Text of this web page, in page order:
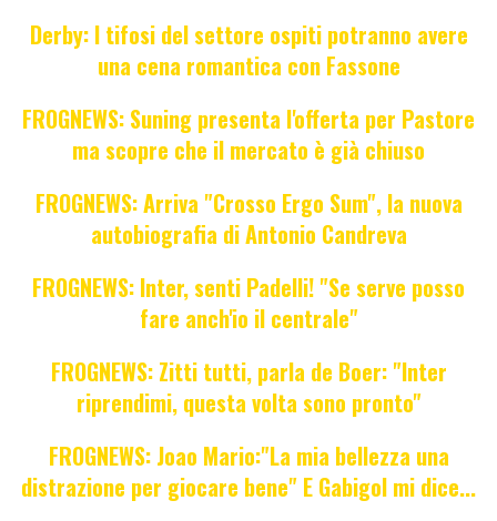
Derby: I tifosi del settore ospiti potranno avere
una cena romantica con Fassone
FROGNEWS: Suning presenta l'offerta per Pastore
ma scopre che il mercato è già chiuso
FROGNEWS: Arriva "Crosso Ergo Sum", la nuova
autobiografia di Antonio Candreva
FROGNEWS: Inter, senti Padelli! "Se serve posso
fare anch'io il centrale"
FROGNEWS: Zitti tutti, parla de Boer: "Inter
riprendimi, questa volta sono pronto"
FROGNEWS: Joao Mario:"La mia bellezza una
distrazione per giocare bene" E Gabigol mi dice...